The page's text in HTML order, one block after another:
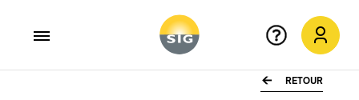
RETOUR